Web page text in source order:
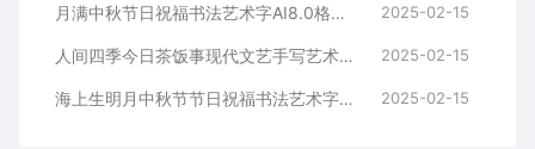
月满中秋节日祝福书法艺术字AI8.0格式激光打标文件通用矢量图 2025-02-15
人间四季今日茶饭事现代文艺手写艺术字AI8.0格式激光打标文件通用矢量图 2025-02-15
海上生明月中秋节节日祝福书法艺术字AI8.0格式激光打标文件通用矢量图 2025-02-15